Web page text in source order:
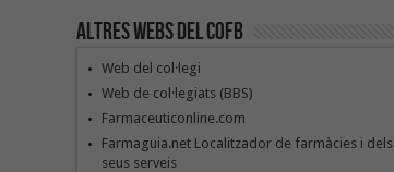
Altres webs del COFB
Web del col·legi
Web de col·legiats (BBS)
Farmaceuticonline.com
Farmaguia.net Localitzador de farmàcies i dels
seus serveis